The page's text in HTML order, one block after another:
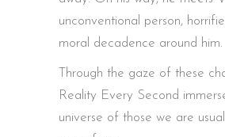
unconventional person,
moral decadence around him.
Through the gaze of these
Reality Every Second
universe of those we are